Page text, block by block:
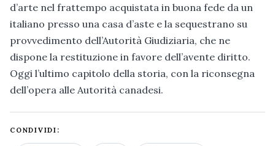
d’arte nel frattempo acquistata in buona fede da un
italiano presso una casa d’aste e la sequestrano su
provvedimento dell’Autorità Giudiziaria, che ne
dispone la restituzione in favore dell’avente diritto.
Oggi l’ultimo capitolo della storia, con la riconsegna
dell’opera alle Autorità canadesi.
CONDIVIDI: